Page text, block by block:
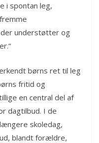
i spontan leg,
understøtter og
børns ret til leg
fritid og
en central del af
dagtilbud. I de
skoledag,
blandt forældre,